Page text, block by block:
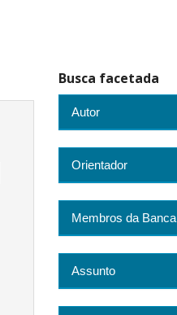
Busca facetada
Autor
Orientador
Membros da Banca
Assunto